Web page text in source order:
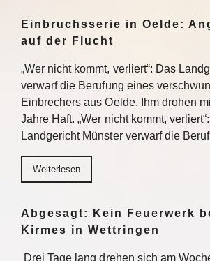
Einbruchsserie in Oelde:
auf der Flucht
„Wer nicht kommt, verliert“: Das
verwarf die Berufung eines
Einbrechers aus Oelde. Ihm drohen
Jahre Haft. „Wer nicht kommt,
Landgericht Münster verwarf die
Weiterlesen
Abgesagt: Kein Feuerwerk
Kirmes in Wettringen
Drei Tage lang drehen sich am